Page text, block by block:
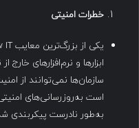
خطرات امنیتی
سازمان‌ها نمی‌توانند از
است به‌روزرسانی‌های
به‌طور نادرست پیکربندی